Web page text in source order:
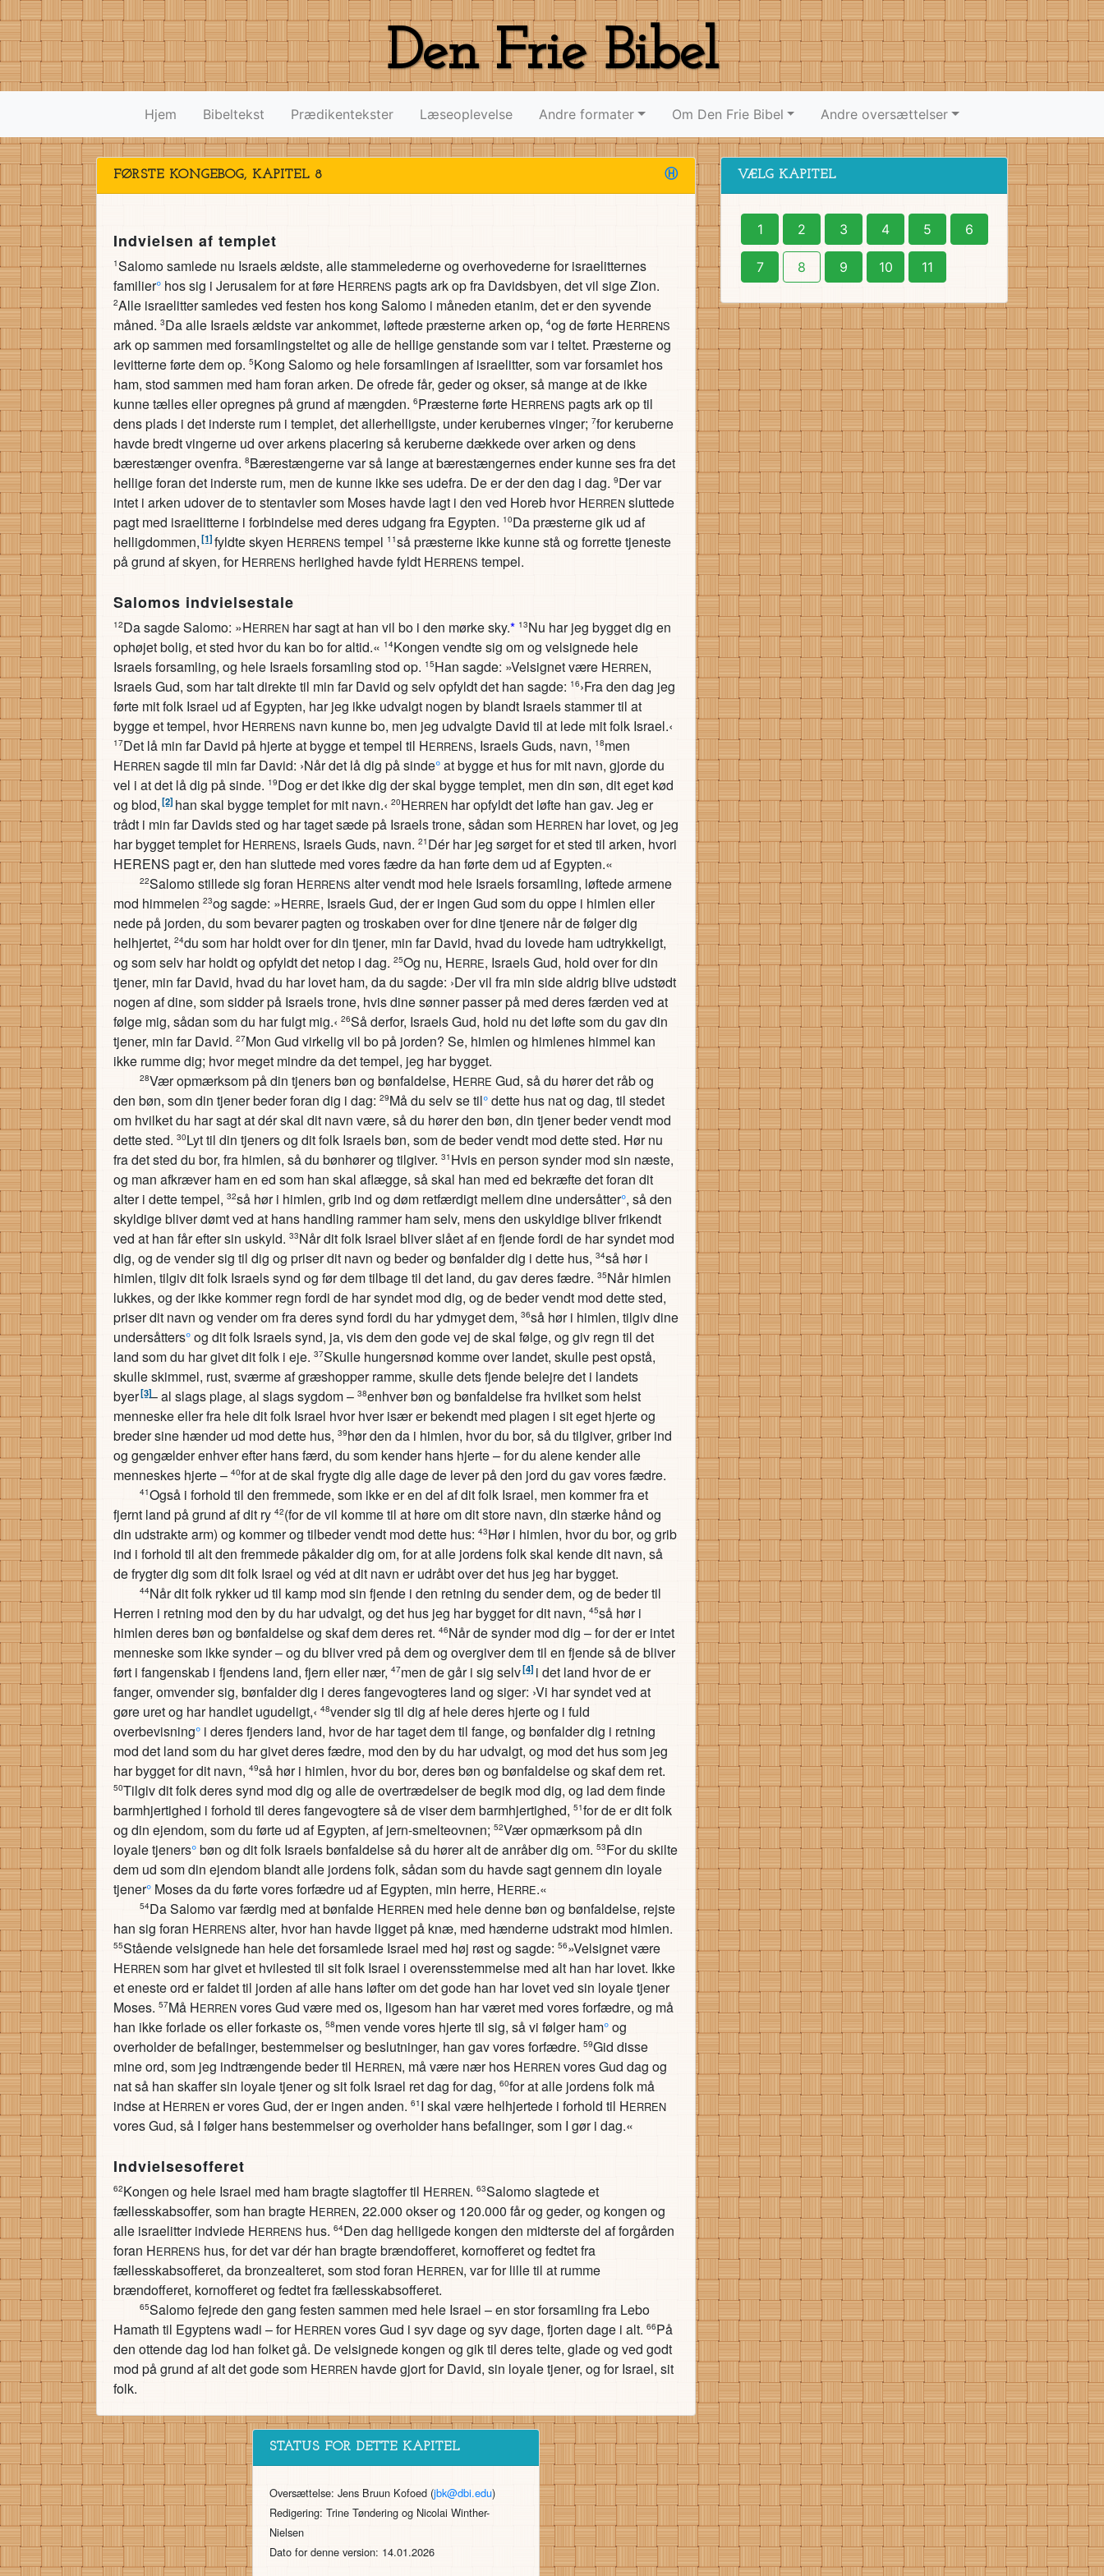
Den Frie Bibel
Hjem Bibeltekst Prædikentekster Læseoplevelse Andre formater Om Den Frie Bibel Andre oversættelser
FØRSTE KONGEBOG, KAPITEL 8 Ⓗ
Indvielsen af templet
1Salomo samlede nu Israels ældste, alle stammelederne og overhovederne for israelitternes
familier° hos sig i Jerusalem for at føre HERRENS pagts ark op fra Davidsbyen, det vil sige Zion.
2Alle israelitter samledes ved festen hos kong Salomo i måneden etanim, det er den syvende
måned. 3Da alle Israels ældste var ankommet, løftede præsterne arken op, 4og de førte HERRENS
ark op sammen med forsamlingsteltet og alle de hellige genstande som var i teltet. Præsterne og
levitterne førte dem op. 5Kong Salomo og hele forsamlingen af israelitter, som var forsamlet hos
ham, stod sammen med ham foran arken. De ofrede får, geder og okser, så mange at de ikke
kunne tælles eller opregnes på grund af mængden. 6Præsterne førte HERRENS pagts ark op til
dens plads i det inderste rum i templet, det allerhelligste, under kerubernes vinger; 7for keruberne
havde bredt vingerne ud over arkens placering så keruberne dækkede over arken og dens
bærestænger ovenfra. 8Bærestængerne var så lange at bærestængernes ender kunne ses fra det
hellige foran det inderste rum, men de kunne ikke ses udefra. De er der den dag i dag. 9Der var
intet i arken udover de to stentavler som Moses havde lagt i den ved Horeb hvor HERREN sluttede
pagt med israelitterne i forbindelse med deres udgang fra Egypten. 10Da præsterne gik ud af
helligdommen,[1]fyldte skyen HERRENS tempel 11så præsterne ikke kunne stå og forrette tjeneste
på grund af skyen, for HERRENS herlighed havde fyldt HERRENS tempel.
Salomos indvielsestale
12Da sagde Salomo: »HERREN har sagt at han vil bo i den mørke sky.* 13Nu har jeg bygget dig en
ophøjet bolig, et sted hvor du kan bo for altid.« 14Kongen vendte sig om og velsignede hele
Israels forsamling, og hele Israels forsamling stod op. 15Han sagde: »Velsignet være HERREN,
Israels Gud, som har talt direkte til min far David og selv opfyldt det han sagde: 16›Fra den dag jeg
førte mit folk Israel ud af Egypten, har jeg ikke udvalgt nogen by blandt Israels stammer til at
bygge et tempel, hvor HERRENS navn kunne bo, men jeg udvalgte David til at lede mit folk Israel.‹
17Det lå min far David på hjerte at bygge et tempel til HERRENS, Israels Guds, navn, 18men
HERREN sagde til min far David: ›Når det lå dig på sinde°at bygge et hus for mit navn, gjorde du
vel i at det lå dig på sinde. 19Dog er det ikke dig der skal bygge templet, men din søn, dit eget kød
og blod,[2]han skal bygge templet for mit navn.‹ 20HERREN har opfyldt det løfte han gav. Jeg er
trådt i min far Davids sted og har taget sæde på Israels trone, sådan som HERREN har lovet, og jeg
har bygget templet for HERRENS, Israels Guds, navn. 21 Dér har jeg sørget for et sted til arken, hvori
HERENS pagt er, den han sluttede med vores fædre da han førte dem ud af Egypten.«
22Salomo stillede sig foran HERRENS alter vendt mod hele Israels forsamling, løftede armene
mod himmelen 23og sagde: »HERRE, Israels Gud, der er ingen Gud som du oppe i himlen eller
nede på jorden, du som bevarer pagten og troskaben over for dine tjenere når de følger dig
helhjertet, 24du som har holdt over for din tjener, min far David, hvad du lovede ham udtrykkeligt,
og som selv har holdt og opfyldt det netop i dag. 25Og nu, HERRE, Israels Gud, hold over for din
tjener, min far David, hvad du har lovet ham, da du sagde: ›Der vil fra min side aldrig blive udstødt
nogen af dine, som sidder på Israels trone, hvis dine sønner passer på med deres færden ved at
følge mig, sådan som du har fulgt mig.‹ 26Så derfor, Israels Gud, hold nu det løfte som du gav din
tjener, min far David. 27Mon Gud virkelig vil bo på jorden? Se, himlen og himlenes himmel kan
ikke rumme dig; hvor meget mindre da det tempel, jeg har bygget.
28Vær opmærksom på din tjeners bøn og bønfaldelse, HERRE Gud, så du hører det råb og
den bøn, som din tjener beder foran dig i dag: 29Må du selv se til°dette hus nat og dag, til stedet
om hvilket du har sagt at dér skal dit navn være, så du hører den bøn, din tjener beder vendt mod
dette sted. 30Lyt til din tjeners og dit folk Israels bøn, som de beder vendt mod dette sted. Hør nu
fra det sted du bor, fra himlen, så du bønhører og tilgiver. 31 Hvis en person synder mod sin næste,
og man afkræver ham en ed som han skal aflægge, så skal han med ed bekræfte det foran dit
alter i dette tempel, 32så hør i himlen, grib ind og døm retfærdigt mellem dine undersåtter°, så den
skyldige bliver dømt ved at hans handling rammer ham selv, mens den uskyldige bliver frikendt
ved at han får efter sin uskyld. 33Når dit folk Israel bliver slået af en fjende fordi de har syndet mod
dig, og de vender sig til dig og priser dit navn og beder og bønfalder dig i dette hus, 34så hør i
himlen, tilgiv dit folk Israels synd og før dem tilbage til det land, du gav deres fædre. 35Når himlen
lukkes, og der ikke kommer regn fordi de har syndet mod dig, og de beder vendt mod dette sted,
priser dit navn og vender om fra deres synd fordi du har ydmyget dem, 36så hør i himlen, tilgiv dine
undersåtters°og dit folk Israels synd, ja, vis dem den gode vej de skal følge, og giv regn til det
land som du har givet dit folk i eje. 37Skulle hungersnød komme over landet, skulle pest opstå,
skulle skimmel, rust, sværme af græshopper ramme, skulle dets fjende belejre det i landets
byer[3]– al slags plage, al slags sygdom – 38enhver bøn og bønfaldelse fra hvilket som helst
menneske eller fra hele dit folk Israel hvor hver især er bekendt med plagen i sit eget hjerte og
breder sine hænder ud mod dette hus, 39hør den da i himlen, hvor du bor, så du tilgiver, griber ind
og gengælder enhver efter hans færd, du som kender hans hjerte – for du alene kender alle
menneskes hjerte – 40for at de skal frygte dig alle dage de lever på den jord du gav vores fædre.
41Også i forhold til den fremmede, som ikke er en del af dit folk Israel, men kommer fra et
fjernt land på grund af dit ry 42(for de vil komme til at høre om dit store navn, din stærke hånd og
din udstrakte arm) og kommer og tilbeder vendt mod dette hus: 43Hør i himlen, hvor du bor, og grib
ind i forhold til alt den fremmede påkalder dig om, for at alle jordens folk skal kende dit navn, så
de frygter dig som dit folk Israel og véd at dit navn er udråbt over det hus jeg har bygget.
44Når dit folk rykker ud til kamp mod sin fjende i den retning du sender dem, og de beder til
Herren i retning mod den by du har udvalgt, og det hus jeg har bygget for dit navn, 45så hør i
himlen deres bøn og bønfaldelse og skaf dem deres ret. 46Når de synder mod dig – for der er intet
menneske som ikke synder – og du bliver vred på dem og overgiver dem til en fjende så de bliver
ført i fangenskab i fjendens land, fjern eller nær, 47men de går i sig selv[4]i det land hvor de er
fanger, omvender sig, bønfalder dig i deres fangevogteres land og siger: ›Vi har syndet ved at
gøre uret og har handlet ugudeligt,‹ 48vender sig til dig af hele deres hjerte og i fuld
overbevisning° i deres fjenders land, hvor de har taget dem til fange, og bønfalder dig i retning
mod det land som du har givet deres fædre, mod den by du har udvalgt, og mod det hus som jeg
har bygget for dit navn, 49så hør i himlen, hvor du bor, deres bøn og bønfaldelse og skaf dem ret.
50Tilgiv dit folk deres synd mod dig og alle de overtrædelser de begik mod dig, og lad dem finde
barmhjertighed i forhold til deres fangevogtere så de viser dem barmhjertighed, 51for de er dit folk
og din ejendom, som du førte ud af Egypten, af jern-smelteovnen; 52Vær opmærksom på din
loyale tjeners°bøn og dit folk Israels bønfaldelse så du hører alt de anråber dig om. 53For du skilte
dem ud som din ejendom blandt alle jordens folk, sådan som du havde sagt gennem din loyale
tjener° Moses da du førte vores forfædre ud af Egypten, min herre, HERRE.«
54Da Salomo var færdig med at bønfalde HERREN med hele denne bøn og bønfaldelse, rejste
han sig foran HERRENS alter, hvor han havde ligget på knæ, med hænderne udstrakt mod himlen.
55Stående velsignede han hele det forsamlede Israel med høj røst og sagde: 56»Velsignet være
HERREN som har givet et hvilested til sit folk Israel i overensstemmelse med alt han har lovet. Ikke
et eneste ord er faldet til jorden af alle hans løfter om det gode han har lovet ved sin loyale tjener
Moses. 57Må HERREN vores Gud være med os, ligesom han har været med vores forfædre, og må
han ikke forlade os eller forkaste os, 58men vende vores hjerte til sig, så vi følger ham°og
overholder de befalinger, bestemmelser og beslutninger, han gav vores forfædre. 59Gid disse
mine ord, som jeg indtrængende beder til HERREN, må være nær hos HERREN vores Gud dag og
nat så han skaffer sin loyale tjener og sit folk Israel ret dag for dag, 60for at alle jordens folk må
indse at HERREN er vores Gud, der er ingen anden. 61 I skal være helhjertede i forhold til HERREN
vores Gud, så I følger hans bestemmelser og overholder hans befalinger, som I gør i dag.«
Indvielsesofferet
62Kongen og hele Israel med ham bragte slagtoffer til HERREN. 63Salomo slagtede et
fællesskabsoffer, som han bragte HERREN, 22.000 okser og 120.000 får og geder, og kongen og
alle israelitter indviede HERRENS hus. 64Den dag helligede kongen den midterste del af forgården
foran HERRENS hus, for det var dér han bragte brændofferet, kornofferet og fedtet fra
fællesskabsofferet, da bronzealteret, som stod foran HERREN, var for lille til at rumme
brændofferet, kornofferet og fedtet fra fællesskabsofferet.
65Salomo fejrede den gang festen sammen med hele Israel – en stor forsamling fra Lebo
Hamath til Egyptens wadi – for HERREN vores Gud i syv dage og syv dage, fjorten dage i alt. 66På
den ottende dag lod han folket gå. De velsignede kongen og gik til deres telte, glade og ved godt
mod på grund af alt det gode som HERREN havde gjort for David, sin loyale tjener, og for Israel, sit
folk.
VÆLG KAPITEL
1 2 3 4 5 6
7 8 9 10 11
STATUS FOR DETTE KAPITEL
Oversættelse: Jens Bruun Kofoed (jbk@dbi.edu)
Redigering: Trine Tøndering og Nicolai Winther-
Nielsen
Dato for denne version: 14.01.2026